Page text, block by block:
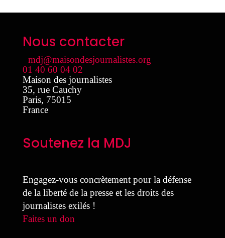
Nous contacter
mdj@maisondesjournalistes.org
01 40 60 04 02
Maison des journalistes
35, rue Cauchy
Paris, 75015
France
Soutenez la MDJ
Engagez-vous concrètement pour la défense
de la liberté de la presse et les droits des
journalistes exilés !
Faites un don